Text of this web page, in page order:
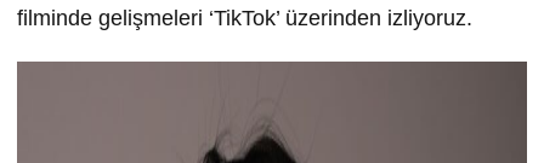
filminde gelişmeleri ‘TikTok’ üzerinden izliyoruz.